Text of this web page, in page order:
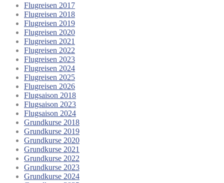
Flugreisen 2017
Flugreisen 2018
Flugreisen 2019
Flugreisen 2020
Flugreisen 2021
Flugreisen 2022
Flugreisen 2023
Flugreisen 2024
Flugreisen 2025
Flugreisen 2026
Flugsaison 2018
Flugsaison 2023
Flugsaison 2024
Grundkurse 2018
Grundkurse 2019
Grundkurse 2020
Grundkurse 2021
Grundkurse 2022
Grundkurse 2023
Grundkurse 2024